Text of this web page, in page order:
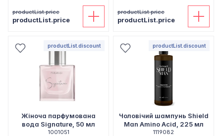
productList.price
productList.price
productList.price
productList.price
productList.discount
Жіноча парфумована
вода Signature, 50 мл
1001051
productList.discount
Чоловічий шампунь Shield
Man Amino Acid, 225 мл
1119082